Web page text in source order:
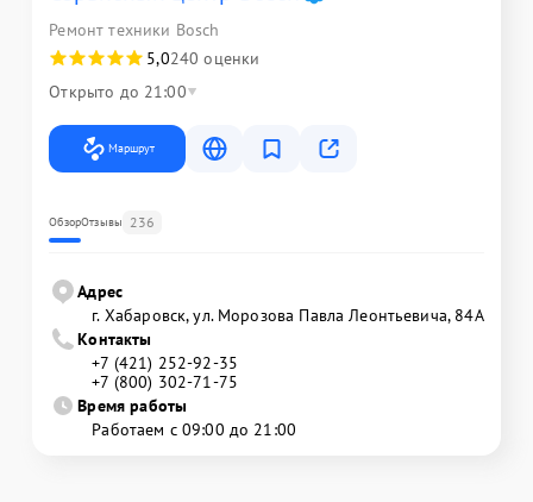
Ремонт техники Bosch
5,0240 оценки
Открыто до 21:00
Маршрут
ОбзорОтзывы 236
Адрес
г. Хабаровск, ул. Морозова Павла Леонтьевича, 84А
Контакты
+7 (421) 252-92-35
+7 (800) 302-71-75
Время работы
Работаем с 09:00 до 21:00